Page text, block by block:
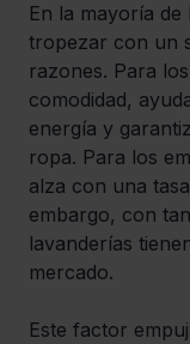
En la mayoría de
tropezar con un
razones. Para
comodidad,
energía y
ropa. Para los
alza con una
embargo, con
lavanderías
mercado.
Este factor